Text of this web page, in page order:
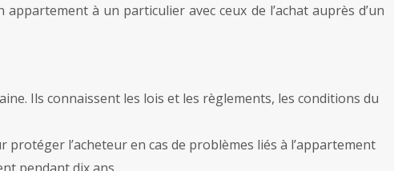
à un particulier avec ceux de l’achat auprès d’un
Ils connaissent les lois et les règlements, les conditions du
l’acheteur en cas de problèmes liés à l’appartement
pendant dix ans.